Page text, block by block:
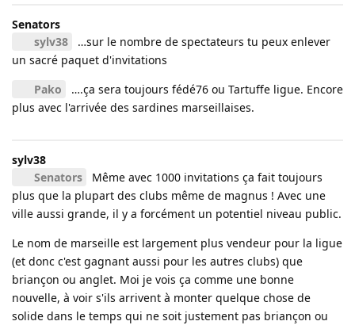
Senators
sylv38
…sur le nombre de spectateurs tu peux enlever
un sacré paquet d'invitations
Pako
….ça sera toujours fédé76 ou Tartuffe ligue. Encore
plus avec l'arrivée des sardines marseillaises.
sylv38
Senators
Même avec 1000 invitations ça fait toujours
plus que la plupart des clubs même de magnus ! Avec une
ville aussi grande, il y a forcément un potentiel niveau public.
Le nom de marseille est largement plus vendeur pour la ligue
(et donc c'est gagnant aussi pour les autres clubs) que
briançon ou anglet. Moi je vois ça comme une bonne
nouvelle, à voir s'ils arrivent à monter quelque chose de
solide dans le temps qui ne soit justement pas briançon ou